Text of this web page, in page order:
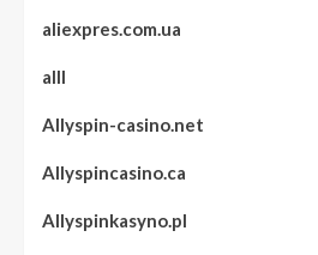
aliexpres.com.ua
alll
Allyspin-casino.net
Allyspincasino.ca
Allyspinkasyno.pl